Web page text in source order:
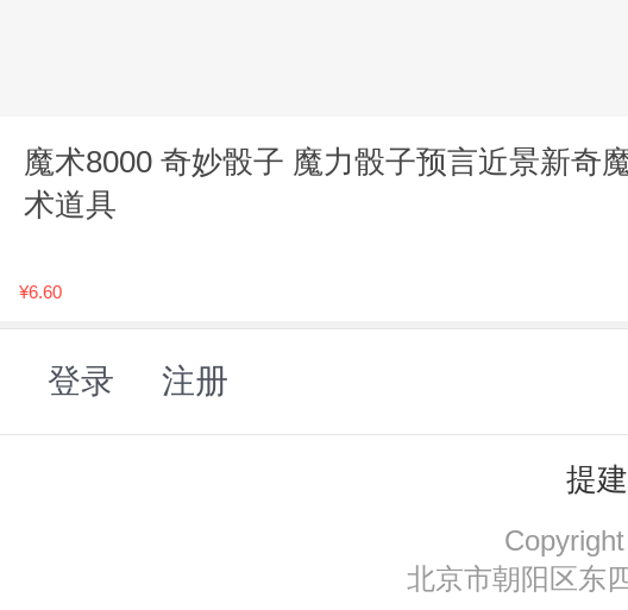
魔术8000 奇妙骰子 魔力骰子预言近景新奇
术道具
¥6.60
登录 注册
提
北京市朝阳区东